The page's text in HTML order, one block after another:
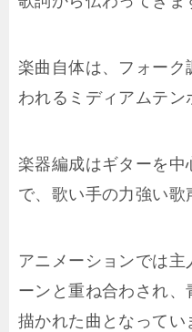
楽曲自体は、フォーク
われるミディアムテン
楽器編成はギターを
で、歌い手の力強い歌
アニメーションでは
ーンと重ね合わされ
描かれた曲となってい